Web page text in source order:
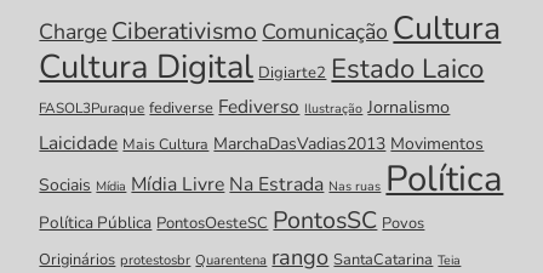
Charge Ciberativismo Comunicação Cultura
Cultura Digital Digiarte2 Estado Laico
FASOL3Puraque fediverse Fediverso Ilustração Jornalismo
Laicidade Mais Cultura MarchaDasVadias2013 Movimentos
Sociais Mídia Mídia Livre Na Estrada Nas ruas Política
Política Pública PontosOesteSC PontosSC Povos
Originários protestosbr Quarentena rango SantaCatarina Teia